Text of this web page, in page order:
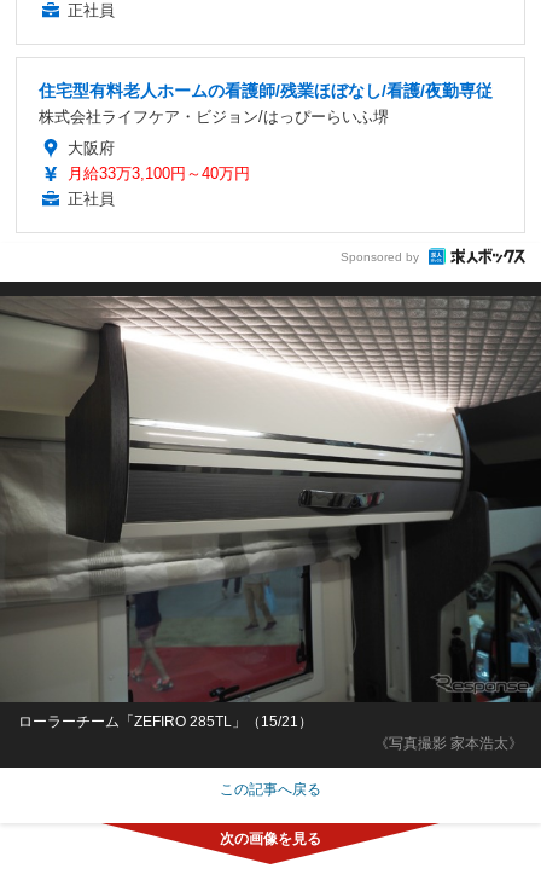
正社員
住宅型有料老人ホームの看護師/残業ほぼなし/看護/夜勤専従
株式会社ライフケア・ビジョン/はっぴーらいふ堺
大阪府
月給33万3,100円～40万円
正社員
Sponsored by
《写真撮影 家本浩太》
ローラーチーム「ZEFIRO 285TL」（15/21）
この記事へ戻る